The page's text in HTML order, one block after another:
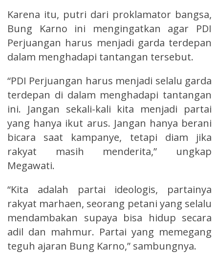
Karena itu, putri dari proklamator bangsa,
Bung Karno ini mengingatkan agar PDI
Perjuangan harus menjadi garda terdepan
dalam menghadapi tantangan tersebut.
“PDI Perjuangan harus menjadi selalu garda
terdepan di dalam menghadapi tantangan
ini. Jangan sekali-kali kita menjadi partai
yang hanya ikut arus. Jangan hanya berani
bicara saat kampanye, tetapi diam jika
rakyat masih menderita,” ungkap
Megawati.
“Kita adalah partai ideologis, partainya
rakyat marhaen, seorang petani yang selalu
mendambakan supaya bisa hidup secara
adil dan mahmur. Partai yang memegang
teguh ajaran Bung Karno,” sambungnya.